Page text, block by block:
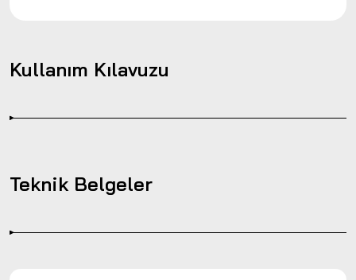
Kullanım Kılavuzu
Teknik Belgeler